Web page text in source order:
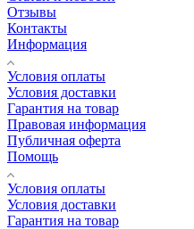
Отзывы
Контакты
Информация
Условия оплаты
Условия доставки
Гарантия на товар
Правовая информация
Публичная оферта
Помощь
Условия оплаты
Условия доставки
Гарантия на товар